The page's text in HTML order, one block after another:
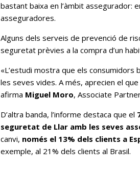
bastant baixa en l’àmbit assegurador:
asseguradores.
Alguns dels serveis de prevenció de
seguretat prèvies a la compra d’un
«L’estudi mostra que els
les seves vides. A més, aprecien el
afirma Miguel Moro, Associate
D’altra banda, l’informe destaca que el
seguretat de Llar amb les seves
canvi, només el 13% dels clients a
exemple, al 21% dels clients al Brasil.